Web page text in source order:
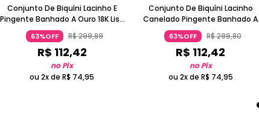
Conjunto De Biquíni Lacinho E
Pingente Banhado A Ouro 18K Liso
Poliamida Chumbo
63%OFF R$299,89
R$ 112,42
no Pix
ou 2x deR$ 74,95
Conjunto De Biquíni Lacinho
Canelado Pingente Banhado A
Ouro 18K Azul Turquesa Wemood
63%OFF R$299,80
R$ 112,42
no Pix
ou 2x de R$ 74,95